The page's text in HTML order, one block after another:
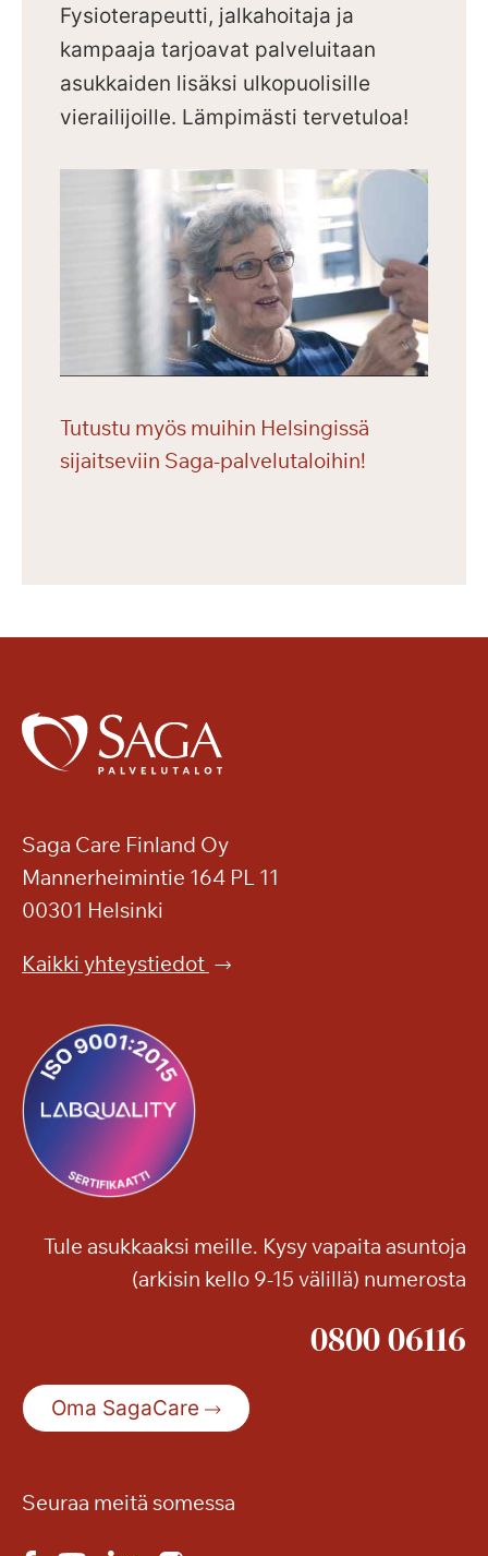
Fysioterapeutti, jalkahoitaja ja
kampaaja tarjoavat palveluitaan
asukkaiden lisäksi ulkopuolisille
vierailijoille. Lämpimästi tervetuloa!
Tutustu myös muihin Helsingissä
sijaitseviin Saga-palvelutaloihin!
Saga Care Finland Oy
Mannerheimintie 164 PL 11
00301 Helsinki
Kaikki yhteystiedot
Tule asukkaaksi meille. Kysy vapaita asuntoja
(arkisin kello 9-15 välillä) numerosta
0800 06116
Oma SagaCare
Seuraa meitä somessa